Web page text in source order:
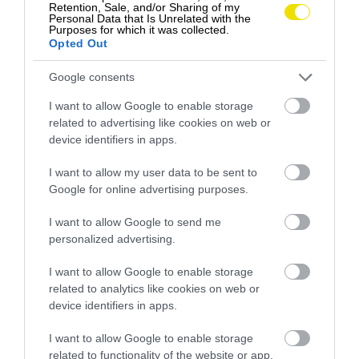
Retention, Sale, and/or Sharing of my
Personal Data that Is Unrelated with the
Purposes for which it was collected.
Opted Out
Google consents
I want to allow Google to enable storage
related to advertising like cookies on web or
device identifiers in apps.
I want to allow my user data to be sent to
Google for online advertising purposes.
I want to allow Google to send me
personalized advertising.
I want to allow Google to enable storage
related to analytics like cookies on web or
device identifiers in apps.
I want to allow Google to enable storage
related to functionality of the website or app.
Nemá výraznú chuť ustríc, ale má mierne slanú
príchuť morskej vody s karamelovými tónmi a
umami (tzv. piata chuť, čo je sladká, kyslá, slaná a